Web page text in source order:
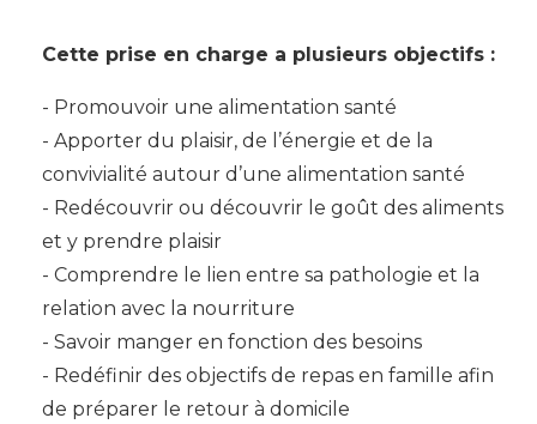
Cette prise en charge a plusieurs objectifs :
Promouvoir une alimentation santé
Apporter du plaisir, de l’énergie et de la
convivialité autour d’une alimentation santé
Redécouvrir ou découvrir le goût des aliments
et y prendre plaisir
Comprendre le lien entre sa pathologie et la
relation avec la nourriture
Savoir manger en fonction des besoins
Redéfinir des objectifs de repas en famille afin
de préparer le retour à domicile